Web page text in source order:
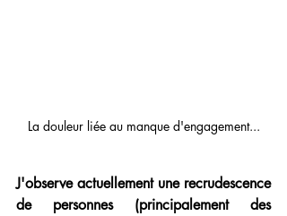
La douleur liée au manque d'engagement...
J'observe actuellement une recrudescence
de personnes (principalement des